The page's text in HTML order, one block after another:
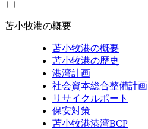
苫小牧港の概要
苫小牧港の概要
苫小牧港の歴史
港湾計画
社会資本総合整備計画
リサイクルポート
保安対策
苫小牧港港湾BCP